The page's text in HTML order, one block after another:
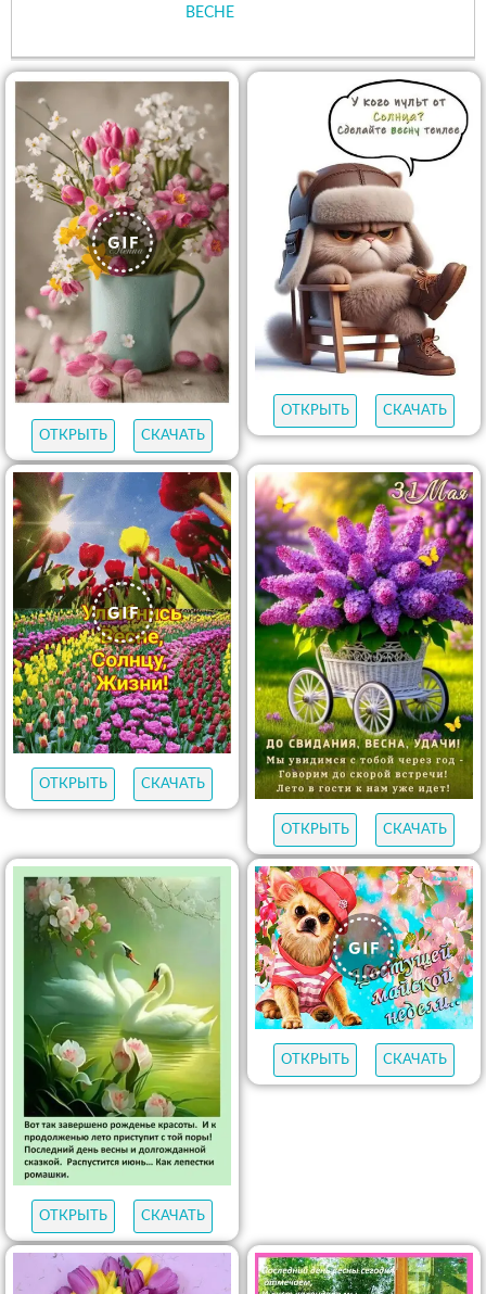
ВЕСНЕ
ОТКРЫТЬ СКАЧАТЬ
ОТКРЫТЬ СКАЧАТЬ
ОТКРЫТЬ СКАЧАТЬ
ОТКРЫТЬ СКАЧАТЬ
ОТКРЫТЬ СКАЧАТЬ
ОТКРЫТЬ СКАЧАТЬ